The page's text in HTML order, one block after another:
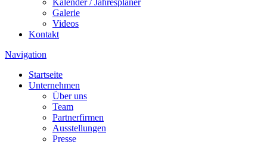
Kalender / Jahresplaner
Galerie
Videos
Kontakt
Navigation
Startseite
Unternehmen
Über uns
Team
Partnerfirmen
Ausstellungen
Presse